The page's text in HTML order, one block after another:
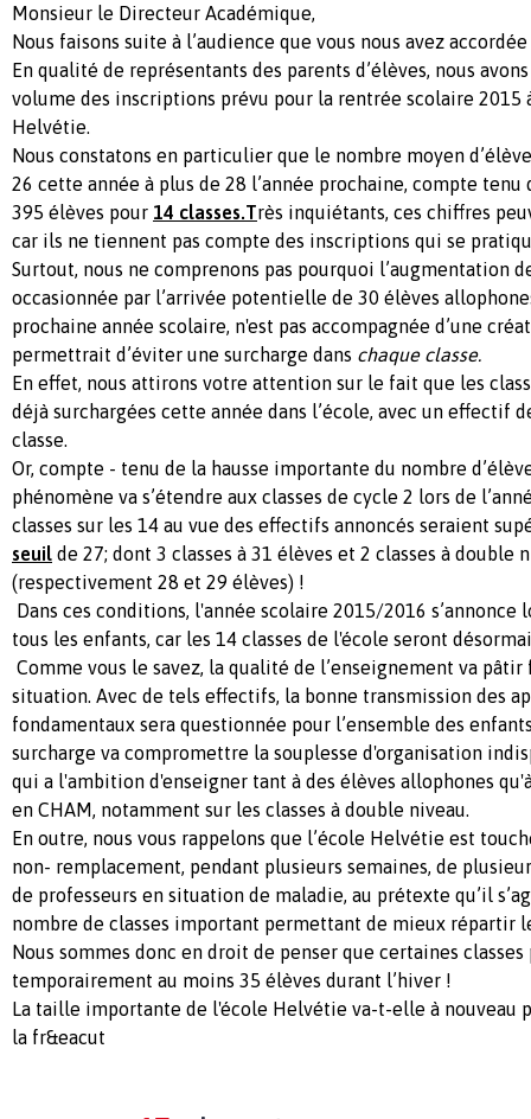
Monsieur le Directeur Académique,
Nous faisons suite à l’audience que vous nous avez
En qualité de représentants des parents d’élèves, nous
volume des inscriptions prévu pour la rentrée scolaire 2015
Helvétie.
Nous constatons en particulier que le nombre moyen
26 cette année à plus de 28 l’année prochaine, compte tenu
395 élèves pour 14 classes.Très inquiétants, ces chiffres
car ils ne tiennent pas compte des inscriptions qui se
Surtout, nous ne comprenons pas pourquoi l’augmentation
occasionnée par l’arrivée potentielle de 30 élèves
prochaine année scolaire, n'est pas accompagnée d’une
permettrait d’éviter une surcharge dans chaque classe.
En effet, nous attirons votre attention sur le fait que les
déjà surchargées cette année dans l’école, avec un effectif
classe.
Or, compte - tenu de la hausse importante du nombre
phénomène va s’étendre aux classes de cycle 2 lors de
classes sur les 14 au vue des effectifs annoncés seraient
seuil de 27; dont 3 classes à 31 élèves et 2 classes à double
(respectivement 28 et 29 élèves) !
Dans ces conditions, l'année scolaire 2015/2016
tous les enfants, car les 14 classes de l'école seront
Comme vous le savez, la qualité de l’enseignement va
situation. Avec de tels effectifs, la bonne transmission des
fondamentaux sera questionnée pour l’ensemble des
surcharge va compromettre la souplesse d'organisation
qui a l'ambition d'enseigner tant à des élèves allophones
en CHAM, notamment sur les classes à double niveau.
En outre, nous vous rappelons que l’école Helvétie est
non- remplacement, pendant plusieurs semaines, de
de professeurs en situation de maladie, au prétexte qu’il
nombre de classes important permettant de mieux répartir
Nous sommes donc en droit de penser que certaines
temporairement au moins 35 élèves durant l’hiver !
La taille importante de l'école Helvétie va-t-elle à nouveau
la fr&eacut